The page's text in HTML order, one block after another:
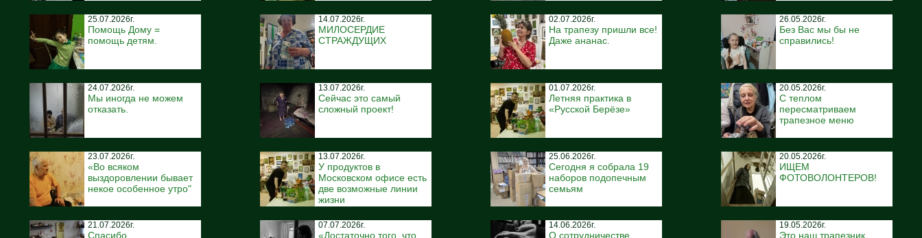
25.07.2026г.
Помощь Дому =
помощь детям.
24.07.2026г.
Мы иногда не можем
отказать.
23.07.2026г.
«Во всяком
выздоровлении бывает
некое особенное утро"
21.07.2026г.
Спасибо
14.07.2026г.
МИЛОСЕРДИЕ
СТРАЖДУЩИХ
13.07.2026г.
Сейчас это самый
сложный проект!
13.07.2026г.
У продуктов в
Московском офисе есть
две возможные линии
жизни
07.07.2026г.
«Достаточно того, что
02.07.2026г.
На трапезу пришли все!
Даже ананас.
01.07.2026г.
Летняя практика в
«Русской Берёзе»
25.06.2026г.
Сегодня я собрала 19
наборов подопечным
семьям
14.06.2026г.
О сотрудничестве
26.05.2026г.
Без Вас мы бы не
справились!
20.05.2026г.
С теплом
пересматриваем
трапезное меню
20.05.2026г.
ИЩЕМ
ФОТОВОЛОНТЕРОВ!
19.05.2026г.
Это наш трапезник